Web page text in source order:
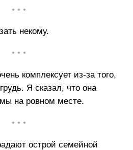
• • •
некому.
• • •
комплексует из-за того,
Я сказал, что она
на ровном месте.
• • •
острой семейной